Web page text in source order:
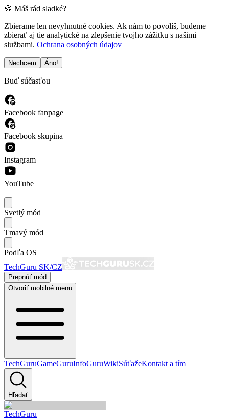
🍪 Máš rád sladké?
Zbierame len nevyhnutné cookies. Ak nám to povolíš, budeme
zbierať aj tie analytické na zlepšenie tvojho zážitku s našimi
službami. Ochrana osobných údajov
Nechcem Áno!
Buď súčasťou
Facebook fanpage
Facebook skupina
Instagram
YouTube
|
Svetlý mód
Tmavý mód
Podľa OS
TechGuru SK/CZ
Prepnúť mód
Otvoriť mobilné menu
TechGuruGameGuruInfoGuruWikiSúťažeKontakt a tím
Hľadať
TechGuru